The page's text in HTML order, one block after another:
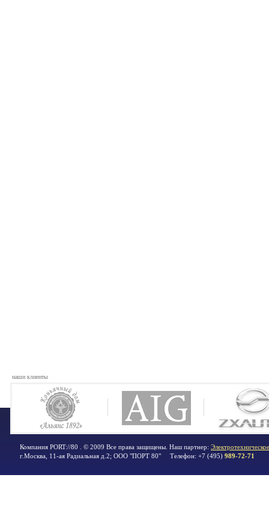
наши клиенты
Компания PORT://80 . © 2009 Все права защищены. Наш партнер:
г.Москва 11-ая Радиальная д.2; ООО "ПОРТ 80" Телефон: +7 (495) 989-72-71